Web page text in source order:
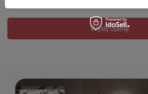
Wyślij opinię